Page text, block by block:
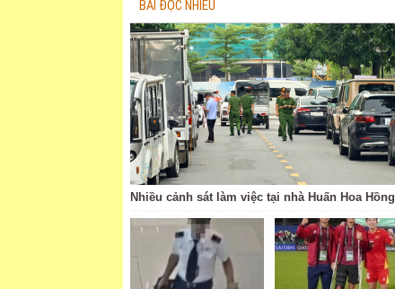
BÀI ĐỌC NHIỀU
Nhiều cảnh sát làm việc tại nhà Huấn Hoa Hồng